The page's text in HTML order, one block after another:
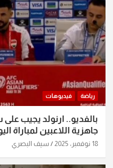
رياضة فيديوهات
بالفديو.. ارنولد يجيب
جاهزية اللاعبين لمباراة
18 نوفمبر، 2025 سيف البصري